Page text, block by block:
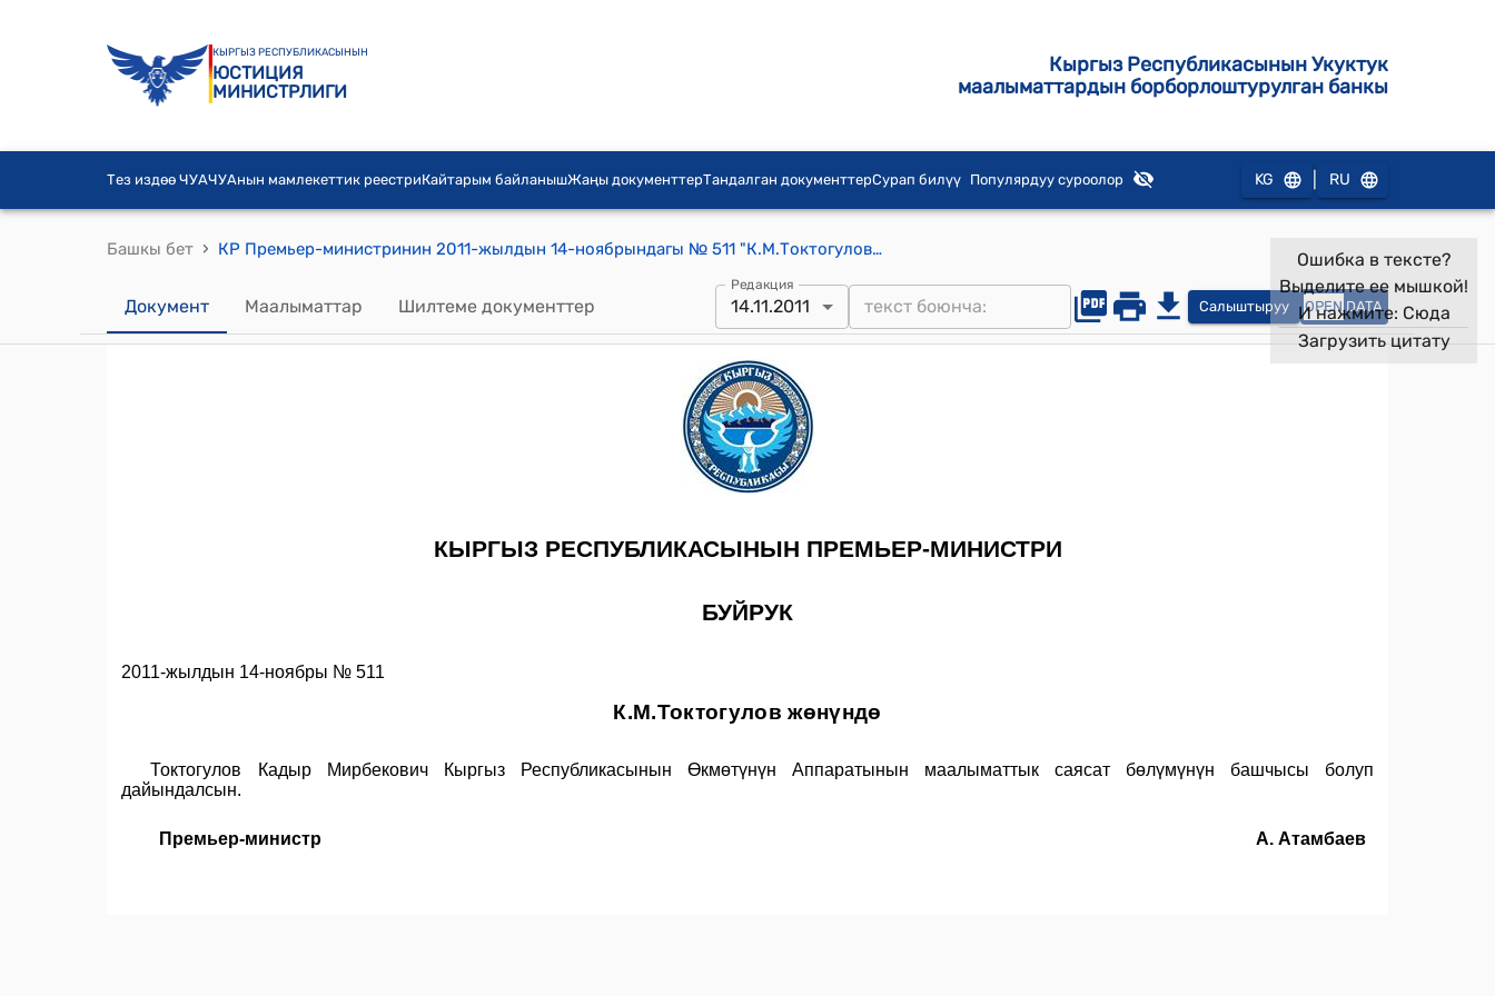
КЫРГЫЗ РЕСПУБЛИКАСЫНЫН
ЮСТИЦИЯ
МИНИСТРЛИГИ
Кыргыз Республикасынын Укуктук
маалыматтардын борборлоштурулган банкы
Тез издөө ЧУАЧУАнын мамлекеттик реестриКайтарым байланышЖаңы документтерТандалган документтерСурап билүү Популярдуу суроолор KG RU
Башкы бет › КР Премьер-министринин 2011-жылдын 14-ноябрындагы № 511 "К.М.Токтогулов жөнүндө" буйругу
Документ Маалыматтар Шилтеме документтер
Редакция
14.11.2011 Салыштыруу OPEN DATA
Ошибка в тексте?
Выделите ее мышкой!
И нажмите: Сюда
Загрузить цитату